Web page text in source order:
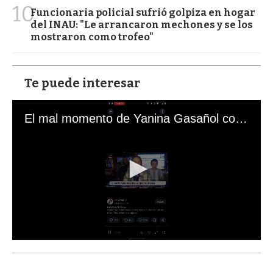
10Funcionaria policial sufrió golpiza en hogar
del INAU: "Le arrancaron mechones y se los
mostraron como trofeo"
Te puede interesar
El mal momento de Yanina Gasañol con un hincha argentino en "Subrayado"
s